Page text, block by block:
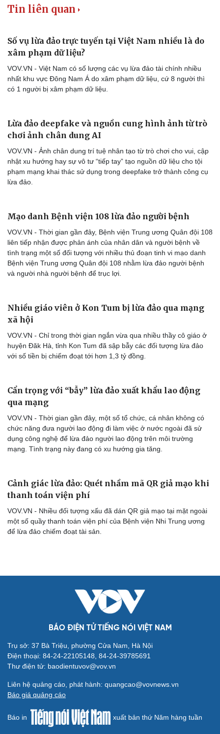
Cải chính
Tin liên quan
Số vụ lừa đảo trực tuyến tại Việt Nam nhiều là do
xâm phạm dữ liệu?
VOV.VN - Việt Nam có số lượng các vụ lừa đảo tài chính nhiều
nhất khu vực Đông Nam Á do xâm phạm dữ liệu, cứ 8 người thì
có 1 người bị xâm phạm dữ liệu.
Lừa đảo deepfake và nguồn cung hình ảnh từ trò
chơi ảnh chân dung AI
VOV.VN - Ảnh chân dung trí tuệ nhân tạo từ trò chơi cho vui, cập
nhật xu hướng hay sự vô tư “tiếp tay” tạo nguồn dữ liệu cho tội
phạm mạng khai thác sử dụng trong deepfake trở thành công cụ
lừa đảo.
Mạo danh Bệnh viện 108 lừa đảo người bệnh
VOV.VN - Thời gian gần đây, Bệnh viện Trung ương Quân đội 108
liên tiếp nhận được phản ánh của nhân dân và người bệnh về
tình trạng một số đối tượng với nhiều thủ đoạn tinh vi mạo danh
Bệnh viện Trung ương Quân đội 108 nhằm lừa đảo người bệnh
và người nhà người bệnh để trục lợi.
Nhiều giáo viên ở Kon Tum bị lừa đảo qua mạng
xã hội
VOV.VN - Chỉ trong thời gian ngắn vừa qua nhiều thầy cô giáo ở
huyện Đăk Hà, tỉnh Kon Tum đã sập bẫy các đối tượng lừa đảo
với số tiền bị chiếm đoạt tới hơn 1,3 tỷ đồng.
Cẩn trọng với “bẫy” lừa đảo xuất khẩu lao động
qua mạng
VOV.VN - Thời gian gần đây, một số tổ chức, cá nhân không có
chức năng đưa người lao động đi làm việc ở nước ngoài đã sử
dụng công nghệ để lừa đảo người lao động trên môi trường
mạng. Tình trạng này đang có xu hướng gia tăng.
Cảnh giác lừa đảo: Quét nhầm mã QR giả mạo khi
thanh toán viện phí
VOV.VN - Nhiều đối tượng xấu đã dán QR giả mạo tại mặt ngoài
một số quầy thanh toán viện phí của Bệnh viện Nhi Trung ương
để lừa đảo chiếm đoạt tài sản.
BÁO ĐIỆN TỬ TIẾNG NÓI VIỆT NAM
Trụ sở: 37 Bà Triệu, phường Cửa Nam, Hà Nội
Điện thoại: 84-24-22105148, 84-24-39785691
Thư điện tử: baodientuvov@vov.vn
Liên hệ quảng cáo, phát hành: quangcao@vovnews.vn
Báo giá quảng cáo
Báo in xuất bản thứ Năm hàng tuần